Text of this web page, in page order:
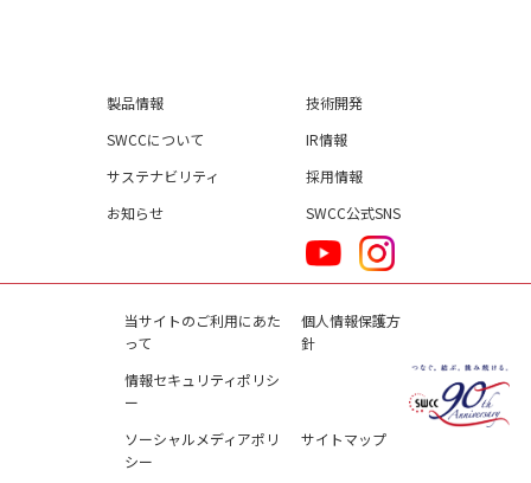
製品情報
技術開発
SWCCについて
IR情報
サステナビリティ
採用情報
お知らせ
SWCC公式SNS
当サイトのご利用にあた
って
個人情報保護方
針
情報セキュリティポリシ
ー
ソーシャルメディアポリ
シー
サイトマップ